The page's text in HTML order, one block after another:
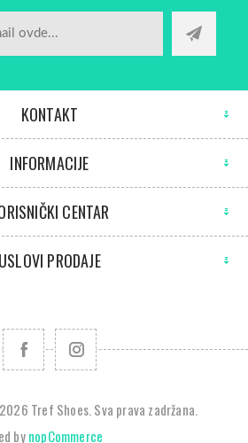
KONTAKT
INFORMACIJE
CENTAR
USLOVI PRODAJE
Tref Shoes. Sva prava zadržana.
bynopCommerce